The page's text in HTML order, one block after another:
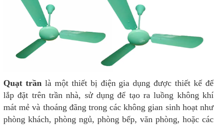
Quạt trầnlà một thiết bị điện gia dụng được thiết kế để
lắp đặt trên trần nhà, sử dụng để tạo ra luồng không khí
mát mẻ và thoáng đãng trong các không gian sinh hoạt như
phòng khách, phòng ngủ, phòng bếp, văn phòng, hoặc các